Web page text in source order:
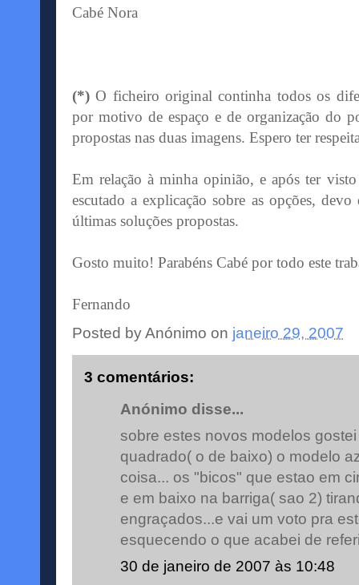
Cabé Nora
(*) O ficheiro original continha todos os
por motivo de espaço e de organização do
propostas nas duas imagens. Espero ter
Em relação à minha opinião, e após ter
escutado a explicação sobre as opções,
últimas soluções propostas.
Gosto muito! Parabéns Cabé por todo este
Fernando
Posted byAnónimo on janeiro 29, 2007
3 comentários:
Anónimo disse...
sobre estes novos modelos
quadrado( o de baixo) o modelo
coisa... os "bicos" que estao em
e em baixo na barriga( sao 2)
engraçados...e vai um voto pra
esquecendo o que acabei de
30 de janeiro de 2007 às 10:48